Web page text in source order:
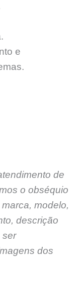
e
de
o obséquio
modelo,
descrição
ser
dos